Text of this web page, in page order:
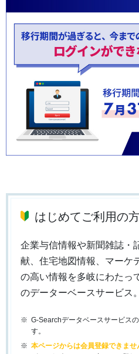
はじめてご利用の
企業与信情報や新聞雑誌・
献、住宅地図情報、マーケ
の高い情報を多岐にわたっ
のデーターベースサービス。
G-Searchデータベースサービス
す。
本ページからは会員登録できませ